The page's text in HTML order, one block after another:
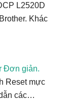
L2520D
Khác
Đơn giản.
Reset mực
các…